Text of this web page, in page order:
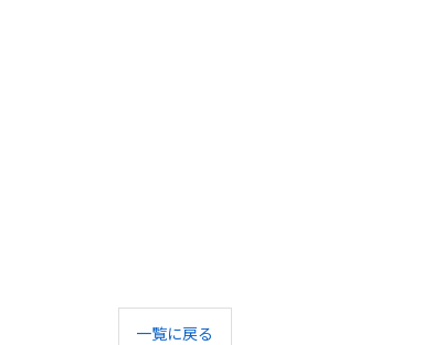
一覧に戻る